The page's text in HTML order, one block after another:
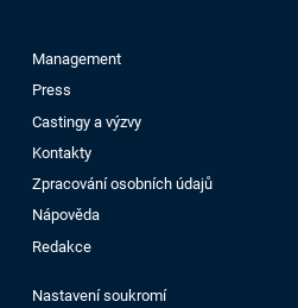
Management
Press
Castingy a výzvy
Kontakty
Zpracování osobních údajů
Nápověda
Redakce
Nastavení soukromí